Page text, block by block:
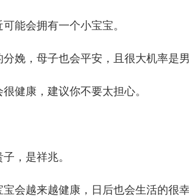
能会拥有一个小宝宝。
娩，母子也会平安，且很大机率是男
健康，建议你不要太担心。
，是祥兆。
会越来越健康，日后也会生活的很幸